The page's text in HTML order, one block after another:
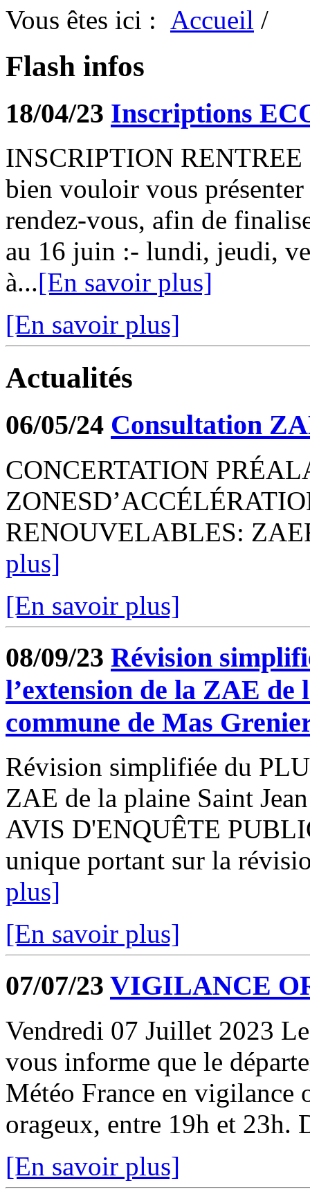
Vous êtes ici : Accueil /
Flash infos
18/04/23 Inscriptions
INSCRIPTION
bien vouloir vous
rendez-vous, afin de
au 16 juin :- lundi, jeudi,
à...[En savoir plus]
[En savoir plus]
Actualités
06/05/24 Consultation
CONCERTATION
RENOUVELABLES:
plus]
[En savoir plus]
08/09/23 Révision
l’extension de la ZAE de
commune de Mas
Révision simplifiée du
ZAE de la plaine Saint
AVIS D'ENQUÊTE
unique portant sur la
plus]
[En savoir plus]
07/07/23 VIGILANCE
Vendredi 07 Juillet 2023
vous informe que le
Météo France en vigilance
orageux, entre 19h et 23h.
[En savoir plus]